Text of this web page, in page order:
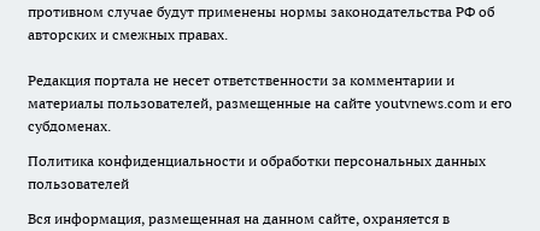
противном случае будут применены нормы законодательства РФ об
авторских и смежных правах.
Редакция портала не несет ответственности за комментарии и
материалы пользователей, размещенные на сайте youtvnews.com и его
субдоменах.
Политика конфиденциальности и обработки персональных данных
пользователей
Вся информация, размещенная на данном сайте, охраняется в